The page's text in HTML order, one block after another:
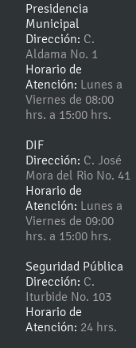
Presidencia
Municipal
Dirección: C.
Aldama No. 1
Horario de
Atención: Lunes a
Viernes de 08:00
hrs. a 15:00 hrs.
DIF
Dirección: C. José
Mora del Rio No. 41
Horario de
Atención: Lunes a
Viernes de 09:00
hrs. a 15:00 hrs.
Seguridad Pública
Dirección: C.
Iturbide No. 103
Horario de
Atención: 24 hrs.